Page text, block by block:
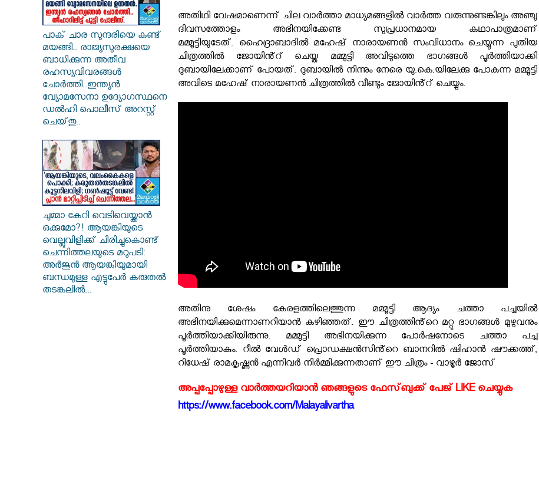
പാക് ചാര സുന്ദരിയെ കണ്ട്
മയങ്ങി.. രാജ്യസുരക്ഷയെ
ബാധിക്കുന്ന അതീവ
രഹസ്യവിവരങ്ങൾ
ചോർത്തി..ഇന്ത്യൻ
വ്യോമസേനാ ഉദ്യോഗസ്ഥനെ
ഡൽഹി പൊലീസ് അറസ്റ്റ്
ചെയ്‌തു..
ചുമ്മാ കേറി വെടിവെയ്ക്കാൻ
ഒക്കുമോ?! ആയങ്കിയുടെ
വെല്ലുവിളിക്ക് ചിരിച്ചുകൊണ്ട്
ചെന്നിത്തലയുടെ മറുപടി:
അർജുൻ ആയങ്കിയുമായി
ബന്ധമുള്ള എട്ടുപേർ കരുതൽ
തടങ്കലിൽ...
അതിഥി വേഷമാണെന്ന് ചില വാർത്താ മാധ്യമങ്ങളിൽ വാർത്ത വരുന്നുണ്ടങ്കിലും അഞ്ചു
ദിവസത്തോളം അഭിനയിക്കേണ്ട സുപ്രധാനമായ കഥാപാത്രമാണ്
മമ്മൂട്ടിയുടേത്. ഹൈദ്രാബാദിൽ മഹേഷ് നാരായണൻ സംവിധാനം ചെയ്യുന്ന പുതിയ
ചിത്രത്തിൽ ജോയിൻ്റ് ചെയ്ത മമ്മുട്ടി അവിടുത്തെ ഭാഗങ്ങൾ പൂർത്തിയാക്കി
ദുബായിലേക്കാണ് പോയത്. ദുബായിൽ നിന്നും നേരെ യു.കെ.യിലേക്കു പോകുന്ന മമ്മൂട്ടി
അവിടെ മഹേഷ് നാരായണൻ ചിത്രത്തിൽ വീണ്ടും ജോയിൻ്റ് ചെയ്യും.
അതിനു ശേഷം കേരളത്തിലെത്തുന്ന മമ്മൂട്ടി ആദ്യം ചത്താ പച്ചയിൽ
അഭിനയിക്കുമെന്നാണറിയാൻ കഴിഞ്ഞത്. ഈ ചിത്രത്തിൻ്റെ മറ്റു ഭാഗങ്ങൾ മുഴുവനും
പൂർത്തിയാക്കിയിരുന്നു. മമ്മുട്ടി അഭിനയിക്കുന്ന പോർഷനോടെ ചത്താ പച്ച
പൂർത്തിയാകും. റീൽ വേൾഡ് പ്രൊഡക്ഷൻസിൻ്റെ ബാനറിൽ ഷിഹാൻ ഷൗക്കത്ത്,
റിധേഷ് രാമകൃഷ്ണൻ എന്നിവർ നിർമ്മിക്കുന്നതാണ് ഈ ചിത്രം - വാഴൂർ ജോസ്
അപ്പപ്പോഴുള്ള വാര്‍ത്തയറിയാന്‍ ഞങ്ങളുടെ ഫേസ്‌ബുക്ക്‌ പേജ് LIKE ചെയ്യുക
https://www.facebook.com/Malayalivartha